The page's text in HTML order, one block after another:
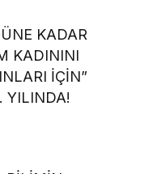
KADAR
KADININI
İÇİN”
YILINDA!